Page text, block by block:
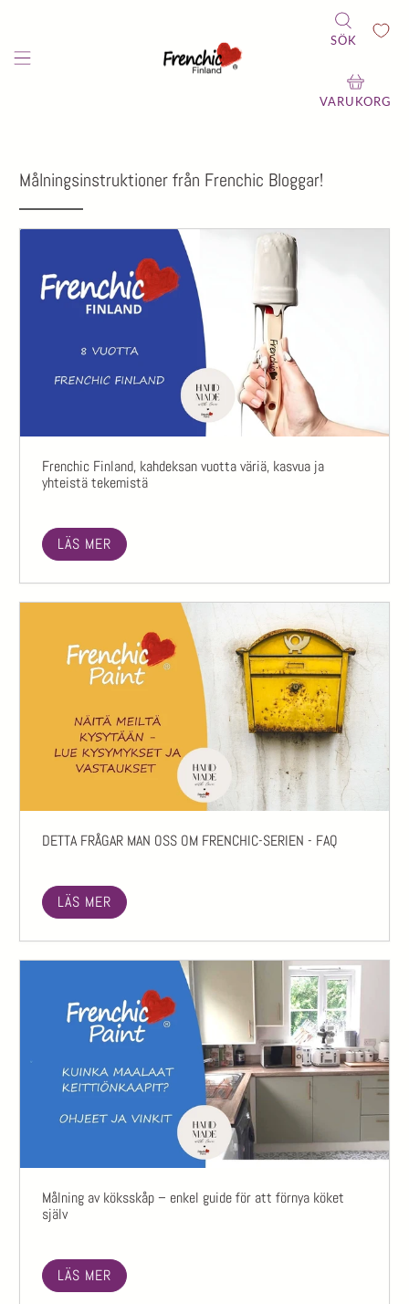
SÖK
VARUKORG
Målningsinstruktioner från Frenchic Bloggar!
Frenchic Finland, kahdeksan vuotta väriä, kasvua ja
yhteistä tekemistä
LÄS MER
DETTA FRÅGAR MAN OSS OM FRENCHIC-SERIEN - FAQ
LÄS MER
Målning av köksskåp – enkel guide för att förnya köket
själv
LÄS MER